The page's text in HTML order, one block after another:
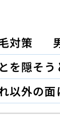
対策
を隠そう
以外の面